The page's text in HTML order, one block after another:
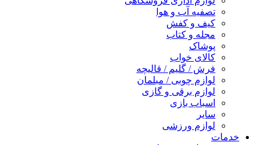
تصفیه آب و هوا
کیف و کفش
مجله و کتاب
پوشاک
کالای خواب
فرش / گلیم / قالیچه
لوازم چوبی / مبلمان
لوازم برقی و گازی
اسباب بازی
سایر
لوازم ورزشی
خدمات